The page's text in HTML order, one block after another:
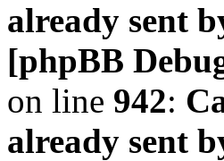
already sent
[phpBB
on line 942:
already sent